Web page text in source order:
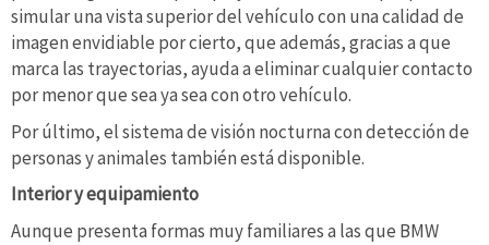
simular una vista superior del vehículo con una calidad de
imagen envidiable por cierto, que además, gracias a que
marca las trayectorias, ayuda a eliminar cualquier contacto
por menor que sea ya sea con otro vehículo.
Por último, el sistema de visión nocturna con detección de
personas y animales también está disponible.
Interior y equipamiento
Aunque presenta formas muy familiares a las que BMW